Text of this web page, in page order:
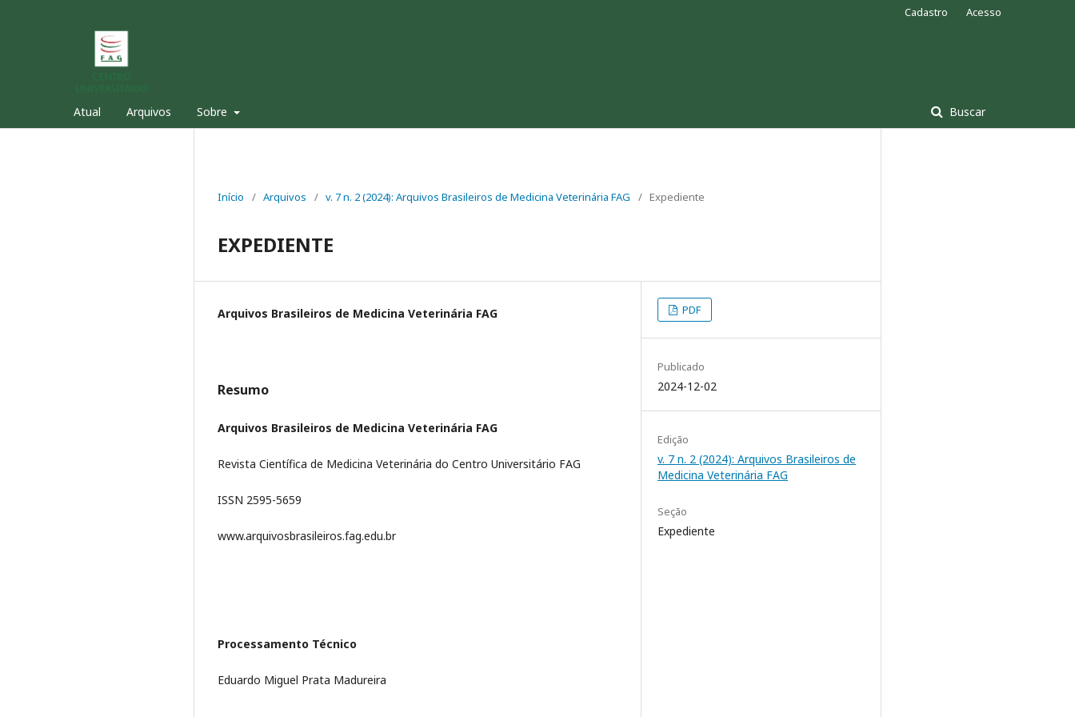
Atual Arquivos Sobre Buscar
Cadastro Acesso
Início / Arquivos / v. 7 n. 2 (2024): Arquivos Brasileiros de Medicina Veterinária FAG / Expediente
EXPEDIENTE
Arquivos Brasileiros de Medicina Veterinária FAG
Resumo
Arquivos Brasileiros de Medicina Veterinária FAG
Revista Científica de Medicina Veterinária do Centro Universitário FAG
ISSN 2595-5659
www.arquivosbrasileiros.fag.edu.br
Processamento Técnico
Eduardo Miguel Prata Madureira
PDF
Publicado
2024-12-02
Edição
v. 7 n. 2 (2024): Arquivos Brasileiros de
Medicina Veterinária FAG
Seção
Expediente